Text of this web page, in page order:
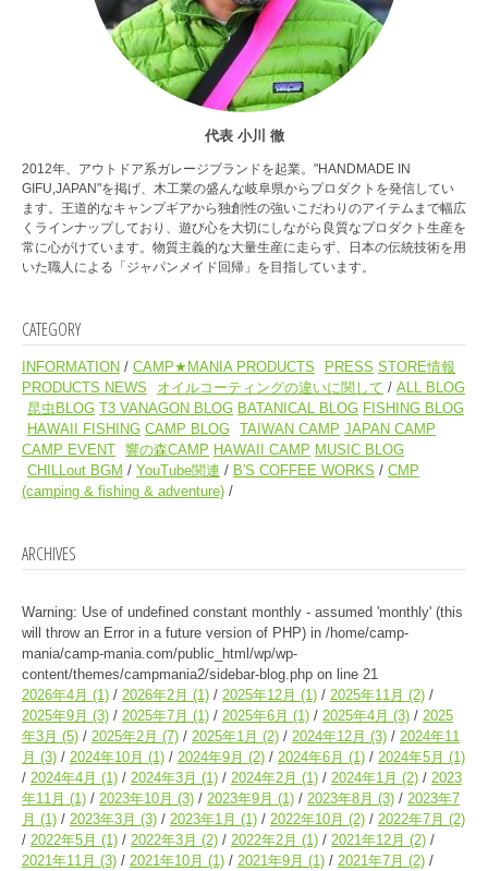
代表 小川 徹
2012年、アウトドア系ガレージブランドを起業。"HANDMADE IN
GIFU,JAPAN"を掲げ、木工業の盛んな岐阜県からプロダクトを発信してい
ます。王道的なキャンプギアから独創性の強いこだわりのアイテムまで幅広
くラインナップしており、遊び心を大切にしながら良質なプロダクト生産を
常に心がけています。物質主義的な大量生産に走らず、日本の伝統技術を用
いた職人による「ジャパンメイド回帰」を目指しています。
CATEGORY
INFORMATION CAMP★MANIA PRODUCTS PRESS STORE情報
PRODUCTS NEWS
オイルコーティングの違いに関して
ALL BLOG
昆虫BLOG T3 VANAGON BLOG BATANICAL BLOG FISHING BLOG
HAWAII FISHING CAMP BLOG TAIWAN CAMP JAPAN CAMP
CAMP EVENT 響の森CAMP HAWAII CAMP MUSIC BLOG
CHILLout BGM
YouTube関連 B'S COFFEE WORKS
CMP
(camping & fishing & adventure)
ARCHIVES
Warning: Use of undefined constant monthly - assumed 'monthly' (this
will throw an Error in a future version of PHP) in /home/camp-
mania/camp-mania.com/public_html/wp/wp-
content/themes/campmania2/sidebar-blog.php on line 21
2026年4月 (1) 2026年2月 (1) 2025年12月 (1) 2025年11月 (2)
2025年9月 (3) 2025年7月 (1) 2025年6月 (1) 2025年4月 (3)
2025
年3月 (5) 2025年2月 (7) 2025年1月 (2) 2024年12月 (3)
2024年11
月 (3) 2024年10月 (1) 2024年9月 (2) 2024年6月 (1) 2024年5月 (1)
2024年4月 (1) 2024年3月 (1) 2024年2月 (1) 2024年1月 (2)
2023
年11月 (1) 2023年10月 (3) 2023年9月 (1) 2023年8月 (3)
2023年7
月 (1) 2023年3月 (3) 2023年1月 (1) 2022年10月 (2) 2022年7月 (2)
2022年5月 (1) 2022年3月 (2) 2022年2月 (1) 2021年12月 (2)
2021年11月 (3) 2021年10月 (1) 2021年9月 (1) 2021年7月 (2)